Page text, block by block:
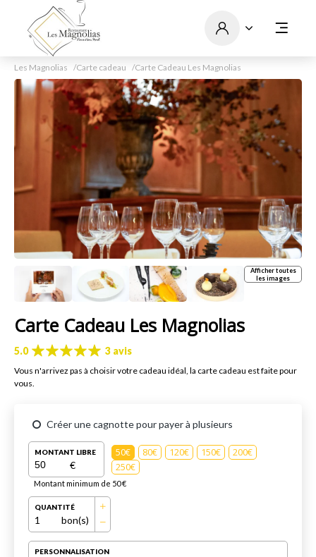
Les Magnolias Carte cadeau Carte Cadeau Les Magnolias
Afficher toutes
les images
Carte Cadeau Les Magnolias
5.0 3 avis
Vous n'arrivez pas à choisir votre cadeau idéal, la carte cadeau est faite pour
vous.
Créer une cagnotte pour payer à plusieurs
MONTANT LIBRE
€
50€ 80€ 120€ 150€
200€
250€
Montant minimum de 50 €
QUANTITÉ
1 bon(s)
PERSONNALISATION